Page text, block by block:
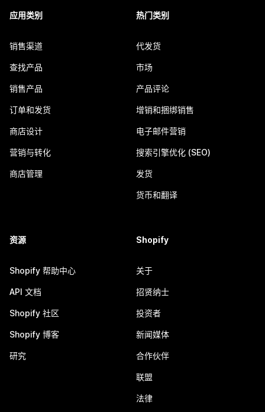
应用类别
销售渠道
查找产品
销售产品
订单和发货
商店设计
营销与转化
商店管理
热门类别
代发货
市场
产品评论
增销和捆绑销售
电子邮件营销
搜索引擎优化 (SEO)
发货
货币和翻译
资源
Shopify 帮助中心
API 文档
Shopify 社区
Shopify 博客
研究
Shopify
关于
招贤纳士
投资者
新闻媒体
合作伙伴
联盟
法律